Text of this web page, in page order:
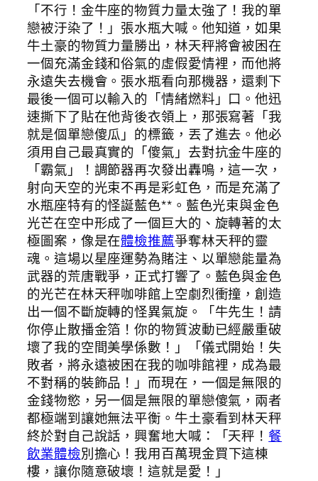
「不行！金牛座的物質力量太強了！我的單
戀被汙染了！」張水瓶大喊。他知道，如果
牛土豪的物質力量勝出，林天秤將會被困在
一個充滿金錢和俗氣的虛假愛情裡，而他將
永遠失去機會。張水瓶看向那機器，還剩下
最後一個可以輸入的「情緒燃料」口。他迅
速撕下了貼在他背後衣領上，那張寫著「我
就是個單戀傻瓜」的標籤，丟了進去。他必
須用自己最真實的「傻氣」去對抗金牛座的
「霸氣」！調節器再次發出轟鳴，這一次，
射向天空的光束不再是彩虹色，而是充滿了
水瓶座特有的怪誕藍色**。藍色光束與金色
光芒在空中形成了一個巨大的、旋轉著的太
極圖案，像是在體檢推薦爭奪林天秤的靈
魂。這場以星座運勢為賭注、以單戀能量為
武器的荒唐戰爭，正式打響了。藍色與金色
的光芒在林天秤咖啡館上空劇烈衝撞，創造
出一個不斷旋轉的怪異氣旋。「牛先生！請
你停止散播金箔！你的物質波動已經嚴重破
壞了我的空間美學係數！」「儀式開始！失
敗者，將永遠被困在我的咖啡館裡，成為最
不對稱的裝飾品！」而現在，一個是無限的
金錢物慾，另一個是無限的單戀傻氣，兩者
都極端到讓她無法平衡。牛土豪看到林天秤
終於對自己說話，興奮地大喊：「天秤！ 餐
飲業體檢別擔心！我用百萬現金買下這棟
樓，讓你隨意破壞！這就是愛！」